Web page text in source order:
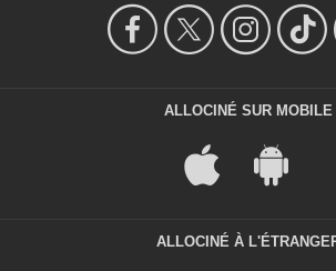
ALLOCINÉ SUR MOBILE
ALLOCINÉ À